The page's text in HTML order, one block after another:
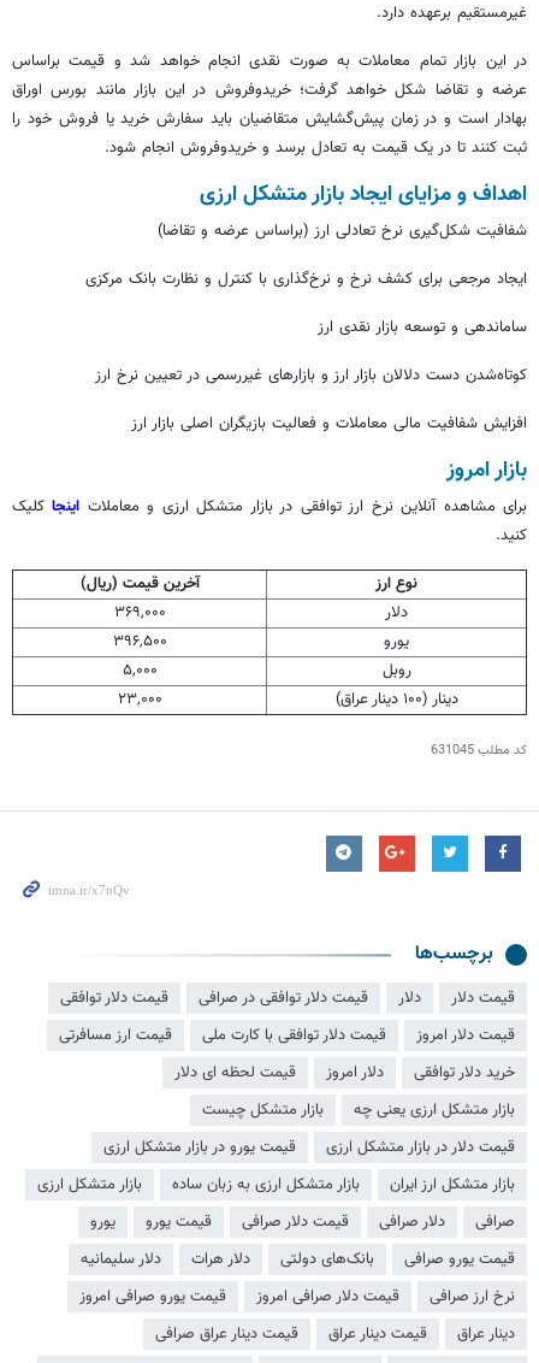
غیرمستقیم برعهده دارد.
در این بازار تمام معاملات به صورت نقدی انجام خواهد شد و قیمت براساس
عرضه و تقاضا شکل خواهد گرفت؛ خریدوفروش در این بازار مانند بورس اوراق
بهادار است و در زمان پیش‌گشایش متقاضیان باید سفارش خرید یا فروش خود را
ثبت کنند تا در یک قیمت به تعادل برسد و خریدوفروش انجام شود.
اهداف و مزایای ایجاد بازار متشکل ارزی
شفافیت شکل‌گیری نرخ تعادلی ارز (براساس عرضه و تقاضا)
ایجاد مرجعی برای کشف نرخ و نرخ‌گذاری با کنترل و نظارت بانک مرکزی
ساماندهی و توسعه بازار نقدی ارز
کوتاه‌شدن دست دلالان بازار ارز و بازارهای غیررسمی در تعیین نرخ ارز
افزایش شفافیت مالی معاملات و فعالیت بازیگران اصلی بازار ارز
بازار امروز
برای مشاهده آنلاین نرخ ارز توافقی در بازار متشکل ارزی و معاملات اینجاکلیک
کنید.
نوع ارز
آخرین قیمت (ریال)
دلار
۳۶۹,۰۰۰
یورو
۳۹۶,۵۰۰
روبل
۵,۰۰۰
دینار (۱۰۰ دینار عراق)
۲۳,۰۰۰
کد مطلب631045
برچسب‌ها
قیمت دلار دلار قیمت دلار توافقی در صرافی
قیمت دلار توافقی
قیمت دلار امروز
قیمت دلار توافقی با کارت ملی
قیمت ارز مسافرتی
خرید دلار توافقی
دلار امروز
قیمت لحظه ای دلار
بازار متشکل ارزی یعنی چه
بازار متشکل چیست
قیمت دلار در بازار متشکل ارزی
قیمت یورو در بازار متشکل ارزی
بازار متشکل ارز ایران
بازار متشکل ارزی به زبان ساده
بازار متشکل ارزی
صرافی
دلار صرافی قیمت دلار صرافی قیمت یورو
یورو
قیمت یورو صرافی
بانک‌های دولتی دلار هرات
دلار سلیمانیه
نرخ ارز صرافی
قیمت دلار صرافی امروز
قیمت یورو صرافی امروز
دینار عراق
قیمت دینار عراق
قیمت دینار عراق صرافی